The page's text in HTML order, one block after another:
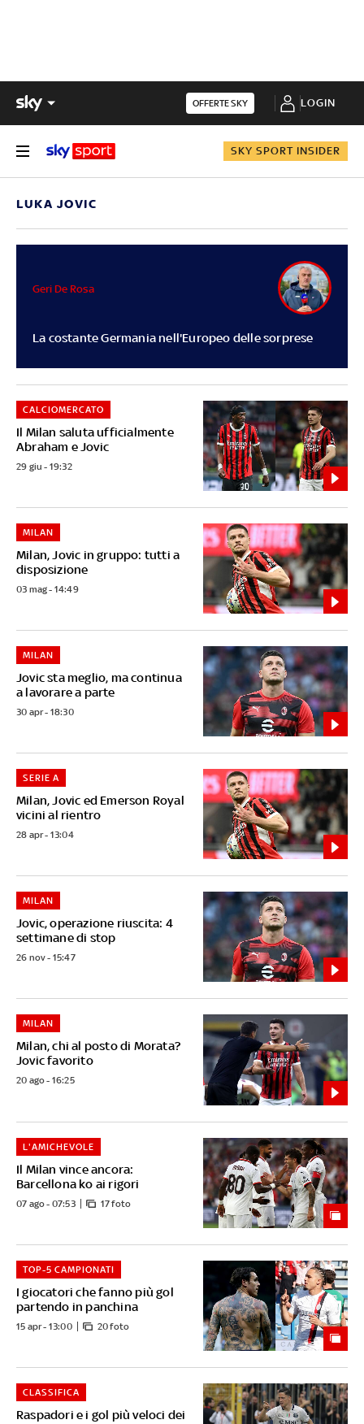
OFFERTE SKY LOGIN
SKY SPORT INSIDER
LUKA JOVIC
La costante Germania nell'Europeo delle sorprese
Geri De Rosa
Il Milan saluta ufficialmente
Abraham e Jovic
CALCIOMERCATO
29 giu - 19:32
Milan, Jovic in gruppo: tutti a
disposizione
MILAN
03 mag - 14:49
Jovic sta meglio, ma continua
a lavorare a parte
MILAN
30 apr - 18:30
Milan, Jovic ed Emerson Royal
vicini al rientro
SERIE A
28 apr - 13:04
Jovic, operazione riuscita: 4
settimane di stop
MILAN
26 nov - 15:47
Milan, chi al posto di Morata?
Jovic favorito
MILAN
20 ago - 16:25
Il Milan vince ancora:
Barcellona ko ai rigori
L'AMICHEVOLE
07 ago - 07:53 17 foto
I giocatori che fanno più gol
partendo in panchina
TOP-5 CAMPIONATI
15 apr - 13:00 20 foto
Raspadori e i gol più veloci dei
CLASSIFICA